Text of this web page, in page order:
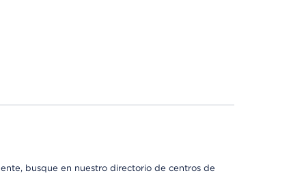
busque en nuestro directorio de centros de